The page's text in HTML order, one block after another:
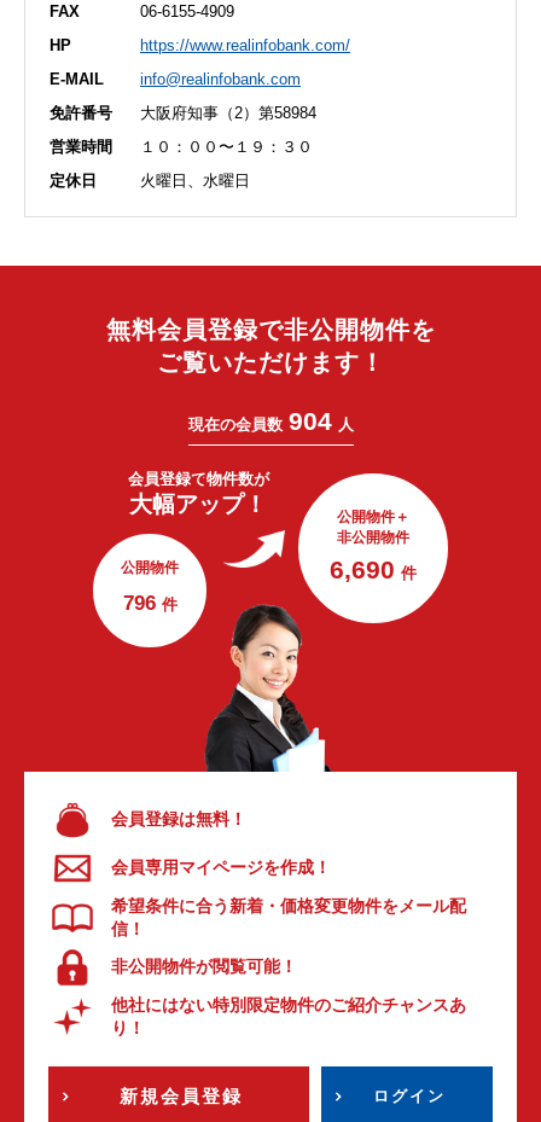
FAX
06-6155-4909
HP
https://www.realinfobank.com/
E-MAIL
info@realinfobank.com
免許番号
大阪府知事（2）第58984
営業時間
１０：００〜１９：３０
定休日
火曜日、水曜日
無料会員登録で非公開物件を
ご覧いただけます！
現在の会員数 904 人
会員登録で物件数が
大幅アップ！
公開物件
796 件
公開物件＋
非公開物件
6,690 件
会員登録は無料！
会員専用マイページを作成！
希望条件に合う新着・価格変更物件をメール配
信！
非公開物件が閲覧可能！
他社にはない特別限定物件のご紹介チャンスあ
り！
新規会員登録 ログイン